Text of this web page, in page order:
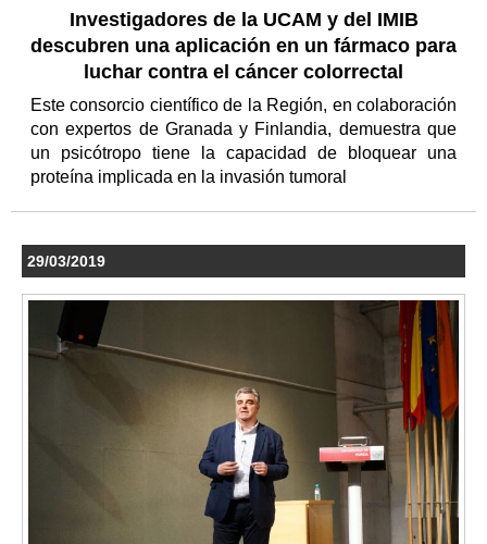
Investigadores de la UCAM y del IMIB
descubren una aplicación en un fármaco para
luchar contra el cáncer colorrectal
Este consorcio científico de la Región, en colaboración
con expertos de Granada y Finlandia, demuestra que
un psicótropo tiene la capacidad de bloquear una
proteína implicada en la invasión tumoral
29/03/2019